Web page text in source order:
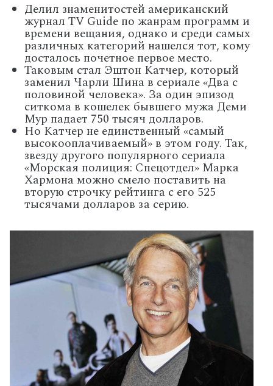
Делил знаменитостей американский
журнал TV Guide по жанрам программ и
времени вещания, однако и среди самых
различных категорий нашелся тот, кому
досталось почетное первое место.
Таковым стал Эштон Катчер, который
заменил Чарли Шина в сериале «Два с
половиной человека». За один эпизод
ситкома в кошелек бывшего мужа Деми
Мур падает 750 тысяч долларов.
Но Катчер не единственный «самый
высокооплачиваемый» в этом году. Так,
звезду другого популярного сериала
«Морская полиция: Спецотдел» Марка
Хармона можно смело поставить на
вторую строчку рейтинга с его 525
тысячами долларов за серию.